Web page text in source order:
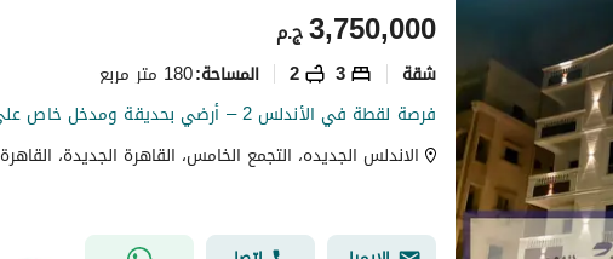
ج.م3,750,000
شقة 3
2 المساحة:180 متر مربع
الاندلس الجديده، التجمع الخامس، القاهرة الجديدة، القاهرة